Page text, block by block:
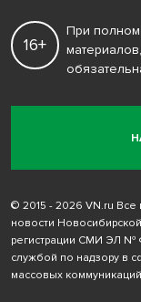
16+
При полном
© 2015 - 2026 VN.ru Все
новости
регистрации СМИ ЭЛ №
службой по надзору в
массовых